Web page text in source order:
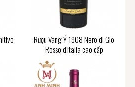
Rượu Vang Ý 1908 Nero di Gio
Rosso d’Italia cao cấp